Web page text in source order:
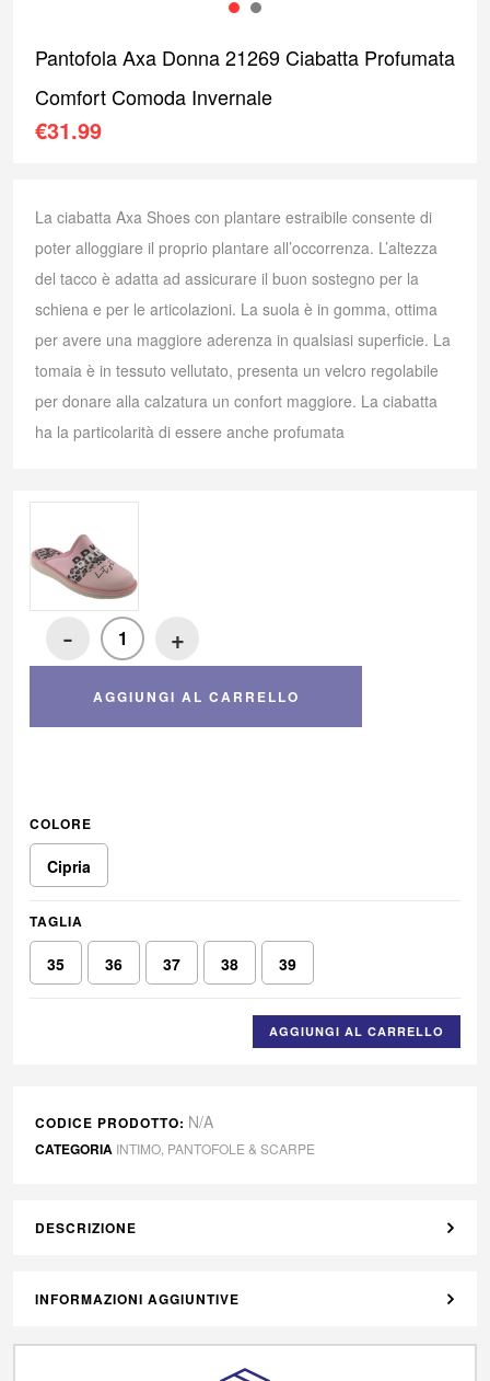
Pantofola Axa Donna 21269 Ciabatta Profumata
Comfort Comoda Invernale
€31.99
La ciabatta Axa Shoes con plantare estraibile consente di
poter alloggiare il proprio plantare all’occorrenza. L’altezza
del tacco è adatta ad assicurare il buon sostegno per la
schiena e per le articolazioni. La suola è in gomma, ottima
per avere una maggiore aderenza in qualsiasi superficie. La
tomaia è in tessuto vellutato, presenta un velcro regolabile
per donare alla calzatura un confort maggiore. La ciabatta
ha la particolarità di essere anche profumata
- +
AGGIUNGI AL CARRELLO
COLORE
Cipria
TAGLIA
35 36 37 38 39
AGGIUNGI AL CARRELLO
CODICE PRODOTTO: N/A
CATEGORIA INTIMO PANTOFOLE & SCARPE
DESCRIZIONE
INFORMAZIONI AGGIUNTIVE